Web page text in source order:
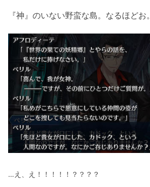
『神』のいない野蛮な島。なるほどお。
…え、え！！！！！？？？？